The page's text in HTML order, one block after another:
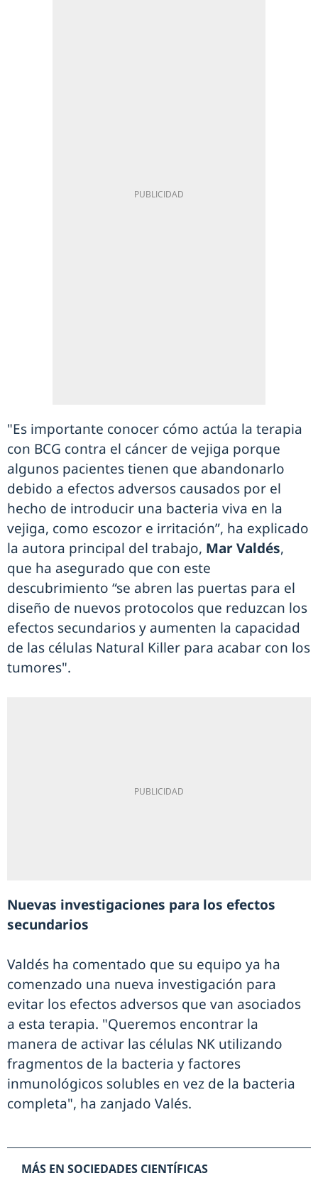
"Es importante conocer cómo actúa la terapia
con BCG contra el cáncer de vejiga porque
algunos pacientes tienen que abandonarlo
debido a efectos adversos causados por el
hecho de introducir una bacteria viva en la
vejiga, como escozor e irritación”, ha explicado
la autora principal del trabajo, Mar Valdés,
que ha asegurado que con este
descubrimiento “se abren las puertas para el
diseño de nuevos protocolos que reduzcan los
efectos secundarios y aumenten la capacidad
de las células Natural Killer para acabar con los
tumores".
Nuevas investigaciones para los efectos
secundarios
Valdés ha comentado que su equipo ya ha
comenzado una nueva investigación para
evitar los efectos adversos que van asociados
a esta terapia. "Queremos encontrar la
manera de activar las células NK utilizando
fragmentos de la bacteria y factores
inmunológicos solubles en vez de la bacteria
completa", ha zanjado Valés.
MÁS EN SOCIEDADES CIENTÍFICAS